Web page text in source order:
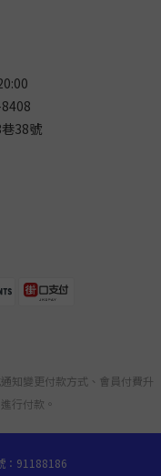
38號
知變更付款方式、會員付費升
行付款。
：91188186